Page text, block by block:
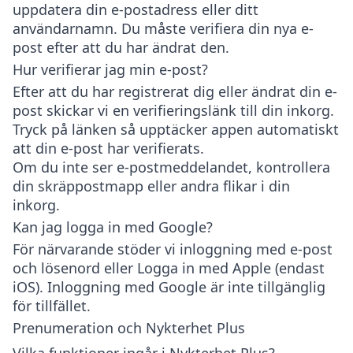
uppdatera din e-postadress eller ditt
användarnamn. Du måste verifiera din nya e-
post efter att du har ändrat den.
Hur verifierar jag min e-post?
Efter att du har registrerat dig eller ändrat din e-
post skickar vi en verifieringslänk till din inkorg.
Tryck på länken så upptäcker appen automatiskt
att din e-post har verifierats.
Om du inte ser e-postmeddelandet, kontrollera
din skräppostmapp eller andra flikar i din
inkorg.
Kan jag logga in med Google?
För närvarande stöder vi inloggning med e-post
och lösenord eller Logga in med Apple (endast
iOS). Inloggning med Google är inte tillgänglig
för tillfället.
Prenumeration och Nykterhet Plus